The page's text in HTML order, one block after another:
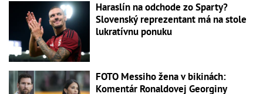
Haraslín na odchode zo Sparty?
Slovenský reprezentant má na stole
lukratívnu ponuku
FOTO Messiho žena v bikinách:
Komentár Ronaldovej Georginy